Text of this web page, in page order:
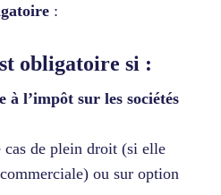
:
obligatoire si :
à l’impôt sur les sociétés
de plein droit (si elle
ou sur option